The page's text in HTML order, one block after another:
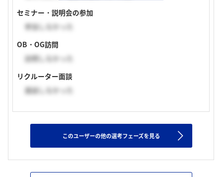
セミナー・説明会の参加
参加しなかった
OB・OG訪問
訪問しなかった
リクルーター面談
面談しなかった
このユーザーの他の選考フェーズを見る